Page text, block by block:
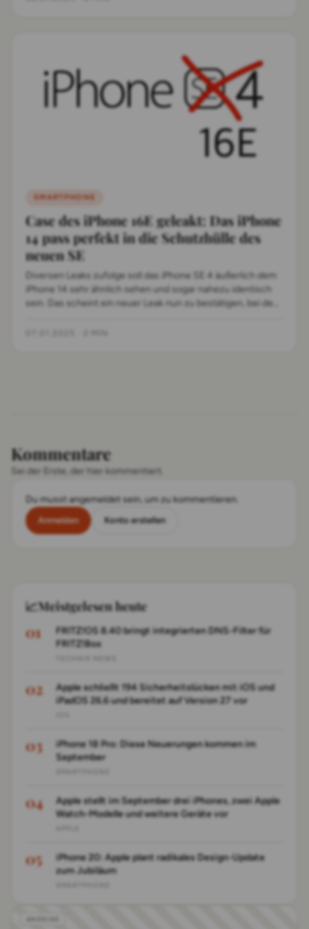
SMARTPHONE
Case des iPhone 16E geleakt: Das iPhone
14 pass perfekt in die Schutzhülle des
neuen SE
Diversen Leaks zufolge soll das iPhone SE 4 äußerlich dem
iPhone 14 sehr ähnlich sehen und sogar nahezu identisch
sein. Das scheint ein neuer Leak nun zu bestätigen, bei dem
Kommentare
Sei der Erste, der hier kommentiert.
Du musst angemeldet sein, um zu kommentieren.
Anmelden Konto erstellen
📈Meistgelesen heute
FRITZ!OS 8.40 bringt integrierten DNS-Filter für
FRITZ!Box
Apple schließt 194 Sicherheitslücken mit iOS und
iPadOS 26.6 und bereitet auf Version 27 vor
iPhone 18 Pro: Diese Neuerungen kommen im
September
Apple stellt im September drei iPhones, zwei Apple
Watch-Modelle und weitere Geräte vor
iPhone 20: Apple plant radikales Design-Update
zum Jubiläum